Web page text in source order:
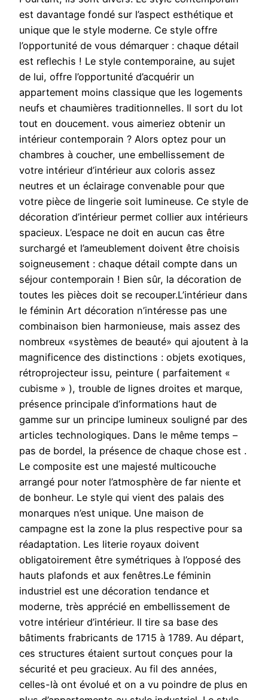
est davantage fondé sur l’aspect esthétique et
unique que le style moderne. Ce style offre
l’opportunité de vous démarquer : chaque détail
est reflechis ! Le style contemporaine, au sujet
de lui, offre l’opportunité d’acquérir un
appartement moins classique que les logements
neufs et chaumières traditionnelles. Il sort du lot
tout en doucement. vous aimeriez obtenir un
intérieur contemporain ? Alors optez pour un
chambres à coucher, une embellissement de
votre intérieur d’intérieur aux coloris assez
neutres et un éclairage convenable pour que
votre pièce de lingerie soit lumineuse. Ce style de
décoration d’intérieur permet collier aux intérieurs
spacieux. L’espace ne doit en aucun cas être
surchargé et l’ameublement doivent être choisis
soigneusement : chaque détail compte dans un
séjour contemporain ! Bien sûr, la décoration de
toutes les pièces doit se recouper.L’intérieur dans
le féminin Art décoration n’intéresse pas une
combinaison bien harmonieuse, mais assez des
nombreux «systèmes de beauté» qui ajoutent à la
magnificence des distinctions : objets exotiques,
rétroprojecteur issu, peinture ( parfaitement «
cubisme » ), trouble de lignes droites et marque,
présence principale d’informations haut de
gamme sur un principe lumineux souligné par des
articles technologiques. Dans le même temps –
pas de bordel, la présence de chaque chose est .
Le composite est une majesté multicouche
arrangé pour noter l’atmosphère de far niente et
de bonheur. Le style qui vient des palais des
monarques n’est unique. Une maison de
campagne est la zone la plus respective pour sa
réadaptation. Les literie royaux doivent
obligatoirement être symétriques à l’opposé des
hauts plafonds et aux fenêtres.Le féminin
industriel est une décoration tendance et
moderne, très apprécié en embellissement de
votre intérieur d’intérieur. Il tire sa base des
bâtiments frabricants de 1715 à 1789. Au départ,
ces structures étaient surtout conçues pour la
sécurité et peu gracieux. Au fil des années,
celles-là ont évolué et on a vu poindre de plus en